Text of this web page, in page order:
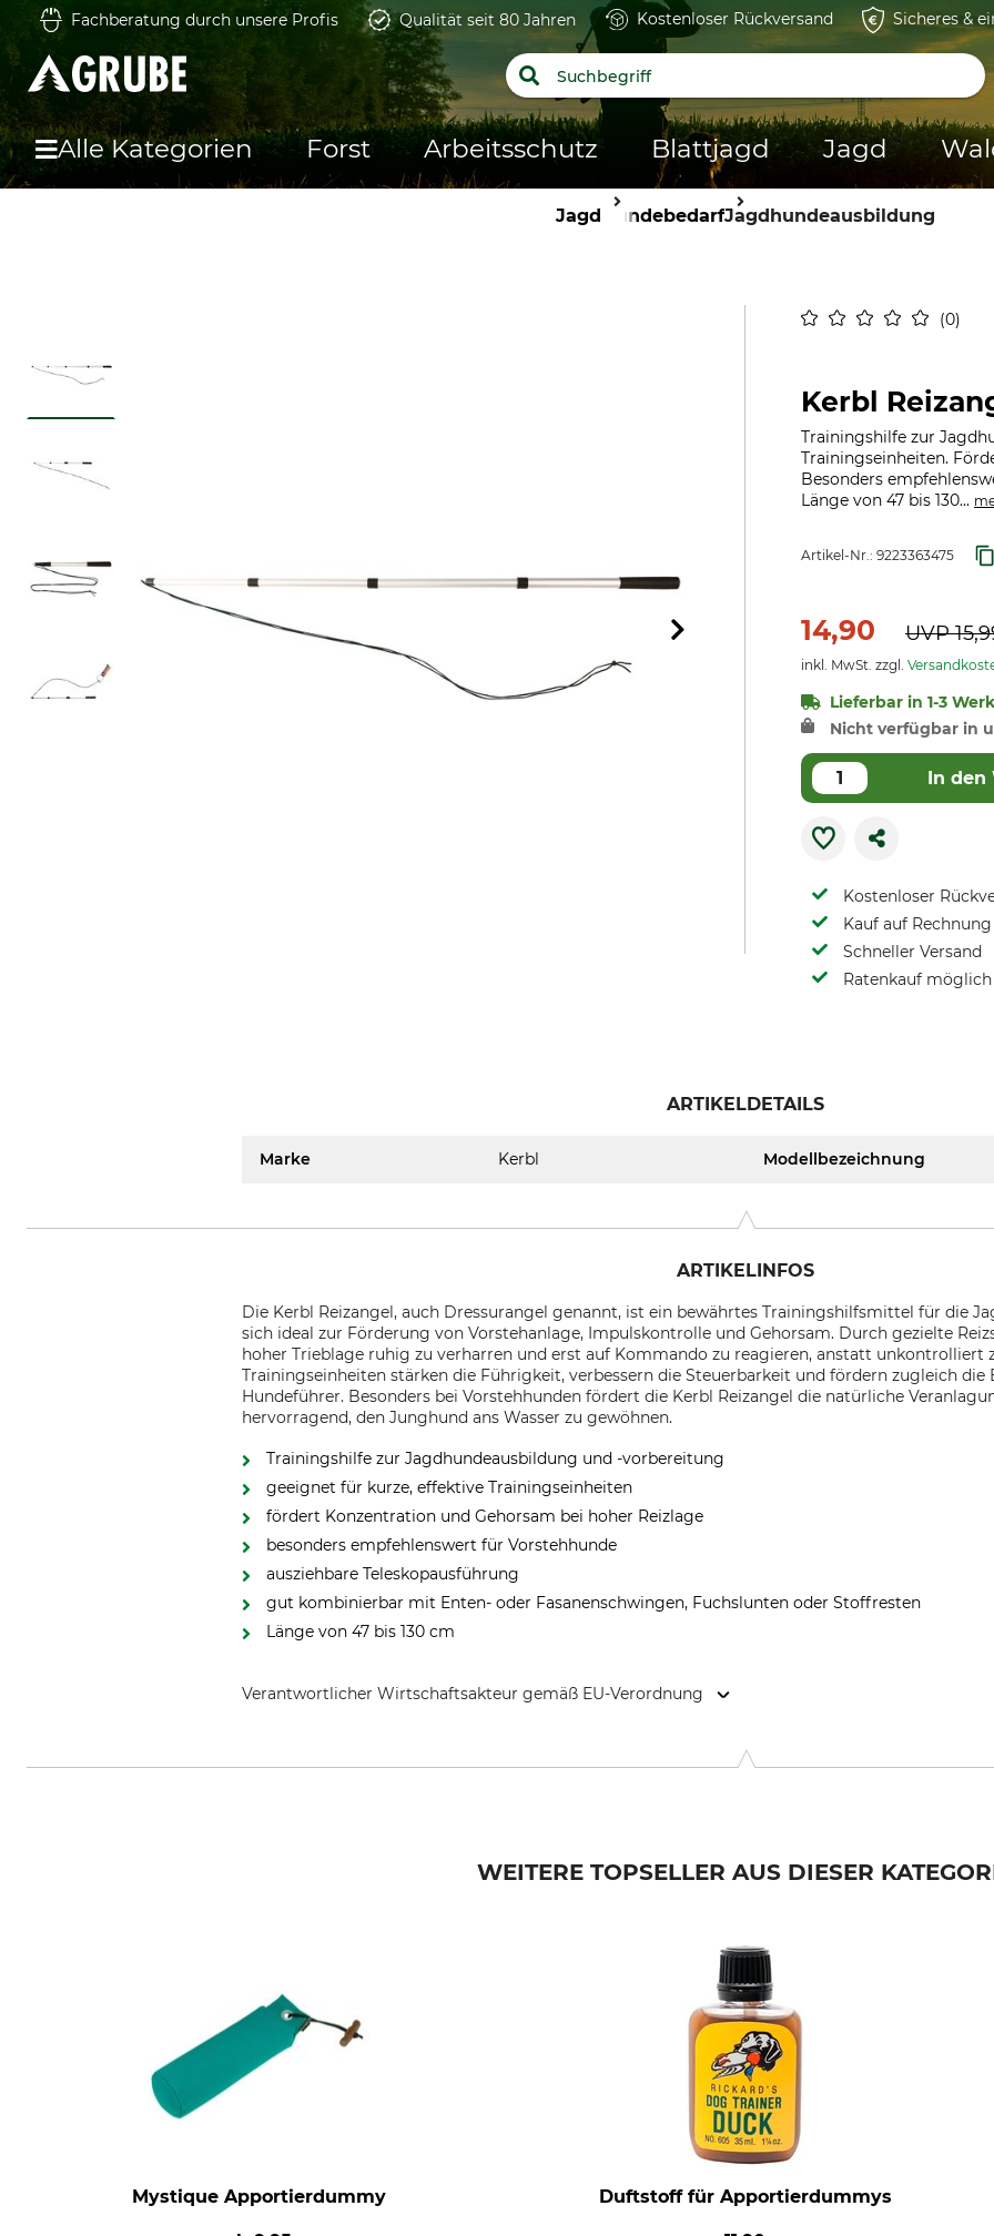
Fachberatung durch unsere Profis Qualität seit 80 Jahren Kostenloser Rückversand Sicheres &
Alle Kategorien Forst Arbeitsschutz Blattjagd Jagd
Jagd HundebedarfJagdhundeausbildung
0
Kerbl
Trainingshilfe zur
Trainingseinheiten.
Besonders
Länge von 47 bis 130...
Artikel-Nr.: 9223363475
14,90 UVP
inkl. MwSt. zzgl.
Lieferbar in 1-3
Nicht verfügbar in
In den
Kostenloser
Kauf auf
Schneller Versand
Ratenkauf möglich
ARTIKELDETAILS
Marke Kerbl Modellbezeichnung
ARTIKELINFOS
Die Kerbl Reizangel, auch Dressurangel genannt, ist ein bewährtes Trainingshilfsmittel für die
sich ideal zur Förderung von Vorstehanlage, Impulskontrolle und Gehorsam. Durch gezielte
hoher Trieblage ruhig zu verharren und erst auf Kommando zu reagieren, anstatt unkontrolliert
Trainingseinheiten stärken die Führigkeit, verbessern die Steuerbarkeit und fördern zugleich
Hundeführer. Besonders bei Vorstehhunden fördert die Kerbl Reizangel die natürliche
hervorragend, den Junghund ans Wasser zu gewöhnen.
Trainingshilfe zur Jagdhundeausbildung und -vorbereitung
geeignet für kurze, effektive Trainingseinheiten
fördert Konzentration und Gehorsam bei hoher Reizlage
besonders empfehlenswert für Vorstehhunde
ausziehbare Teleskopausführung
gut kombinierbar mit Enten- oder Fasanenschwingen, Fuchslunten oder Stoffresten
Länge von 47 bis 130 cm
Verantwortlicher Wirtschaftsakteur gemäß EU-Verordnung
WEITERE TOPSELLER AUS DIESER
Mystique Apportierdummy Duftstoff für Apportierdummys